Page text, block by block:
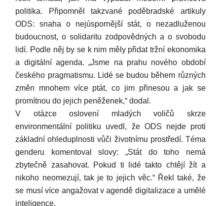
politika. Připomněl takzvané poděbradské artikuly
ODS: snaha o nejúspornější stát, o nezadluženou
budoucnost, o solidaritu zodpovědných a o svobodu
lidí. Podle něj by se k nim měly přidat tržní ekonomika
a digitální agenda. „Jsme na prahu nového období
českého pragmatismu. Lidé se budou během různých
změn mnohem více ptát, co jim přinesou a jak se
promítnou do jejich peněženek,“ dodal.
V otázce oslovení mladých voličů skrze
environmentální politiku uvedl, že ODS nejde proti
základní ohleduplnosti vůči životnímu prostředí. Téma
genderu komentoval slovy: „Stát do toho nemá
zbytečně zasahovat. Pokud ti lidé takto chtějí žít a
nikoho neomezují, tak je to jejich věc.“ Řekl také, že
se musí více angažovat v agendě digitalizace a umělé
inteligence.